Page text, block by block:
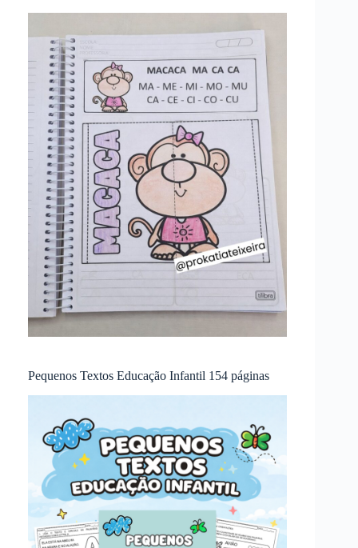
Pequenos Textos Educação Infantil 154 páginas